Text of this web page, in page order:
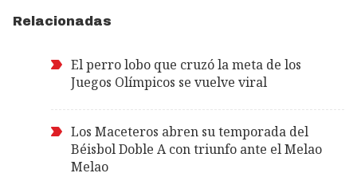
Relacionadas
El perro lobo que cruzó la meta de los
Juegos Olímpicos se vuelve viral
Los Maceteros abren su temporada del
Béisbol Doble A con triunfo ante el Melao
Melao